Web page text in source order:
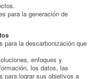
para la generación de
para la descarbonización que
enfoques y
los datos, las
para lograr sus objetivos a